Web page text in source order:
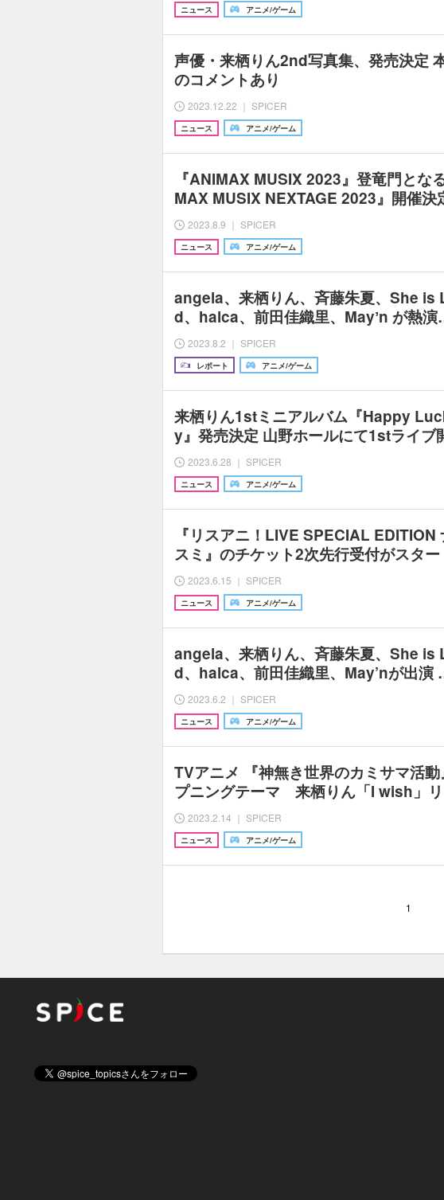
ニュース アニメ/ゲーム
声優・来栖りん2nd写真集、発売決定
のコメントあり
2023.12.22 ｜ SPICER
ニュース アニメ/ゲーム
『ANIMAX MUSIX 2023』登竜門とな
MAX MUSIX NEXTAGE 2023』開催決
2023.8.9 ｜ SPICER
ニュース アニメ/ゲーム
angela、来栖りん、斉藤朱夏、She is
d、halca、前田佳織里、Mayʼn が熱
2023.8.2 ｜ SPICER
レポート アニメ/ゲーム
来栖りん1stミニアルバム『Happy
y』発売決定 山野ホールにて1stライ
2023.6.28 ｜ SPICER
ニュース アニメ/ゲーム
『リスアニ！LIVE SPECIAL EDITION
スミ』のチケット2次先行受付がスター
2023.6.15 ｜ SPICER
ニュース アニメ/ゲーム
angela、来栖りん、斉藤朱夏、She is
d、halca、前田佳織里、May’nが出演
2023.6.2 ｜ SPICER
ニュース アニメ/ゲーム
TVアニメ 『神無き世界のカミサマ活動
プニングテーマ 来栖りん「I wish」
2023.2.14 ｜ SPICER
ニュース アニメ/ゲーム
1